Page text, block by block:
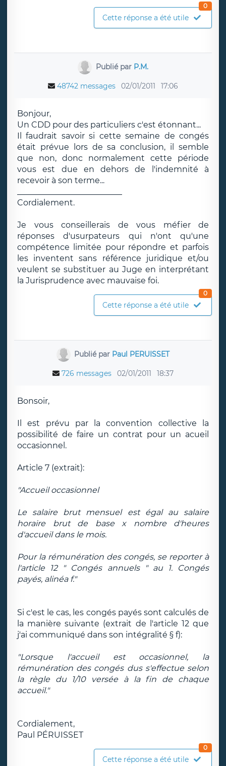
Cette réponse a été utile
0
Publié par P.M.
48742 messages 02/01/2011 17:06
Bonjour,
Un CDD pour des particuliers c'est étonnant...
Il faudrait savoir si cette semaine de congés
était prévue lors de sa conclusion, il semble
que non, donc normalement cette période
vous est due en dehors de l'indemnité à
recevoir à son terme...
Cordialement.
Je vous conseillerais de vous méfier de
réponses d'usurpateurs qui n'ont qu'une
compétence limitée pour répondre et parfois
les inventent sans référence juridique et/ou
veulent se substituer au Juge en interprétant
la Jurisprudence avec mauvaise foi.
Cette réponse a été utile
0
Publié par Paul PERUISSET
726 messages 02/01/2011 18:37
Bonsoir,
Il est prévu par la convention collective la
possibilité de faire un contrat pour un acueil
occasionnel.
Article 7 (extrait):
"Accueil occasionnel
Le salaire brut mensuel est égal au salaire
horaire brut de base x nombre d'heures
d'accueil dans le mois.
Pour la rémunération des congés, se reporter à
l'article 12 " Congés annuels " au 1. Congés
payés, alinéa f."
Si c'est le cas, les congés payés sont calculés de
la manière suivante (extrait de l'article 12 que
j'ai communiqué dans son intégralité § f):
"Lorsque l'accueil est occasionnel, la
rémunération des congés dus s'effectue selon
la règle du 1/10 versée à la fin de chaque
accueil."
Cordialement,
Paul PÉRUISSET
Cette réponse a été utile
0